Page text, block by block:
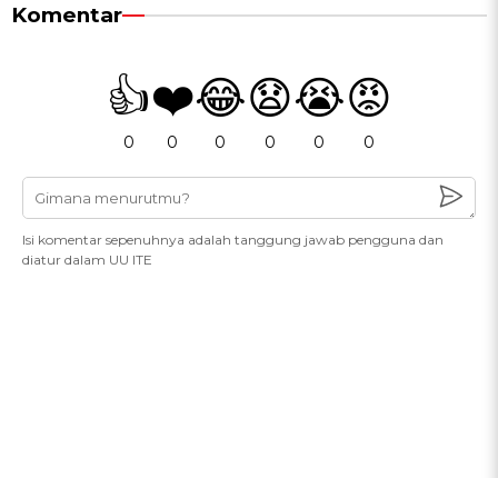
Komentar
👍
0
❤️
0
😂
0
😧
0
😭
0
😡
0
Isi komentar sepenuhnya adalah tanggung jawab pengguna dan
diatur dalam UU ITE